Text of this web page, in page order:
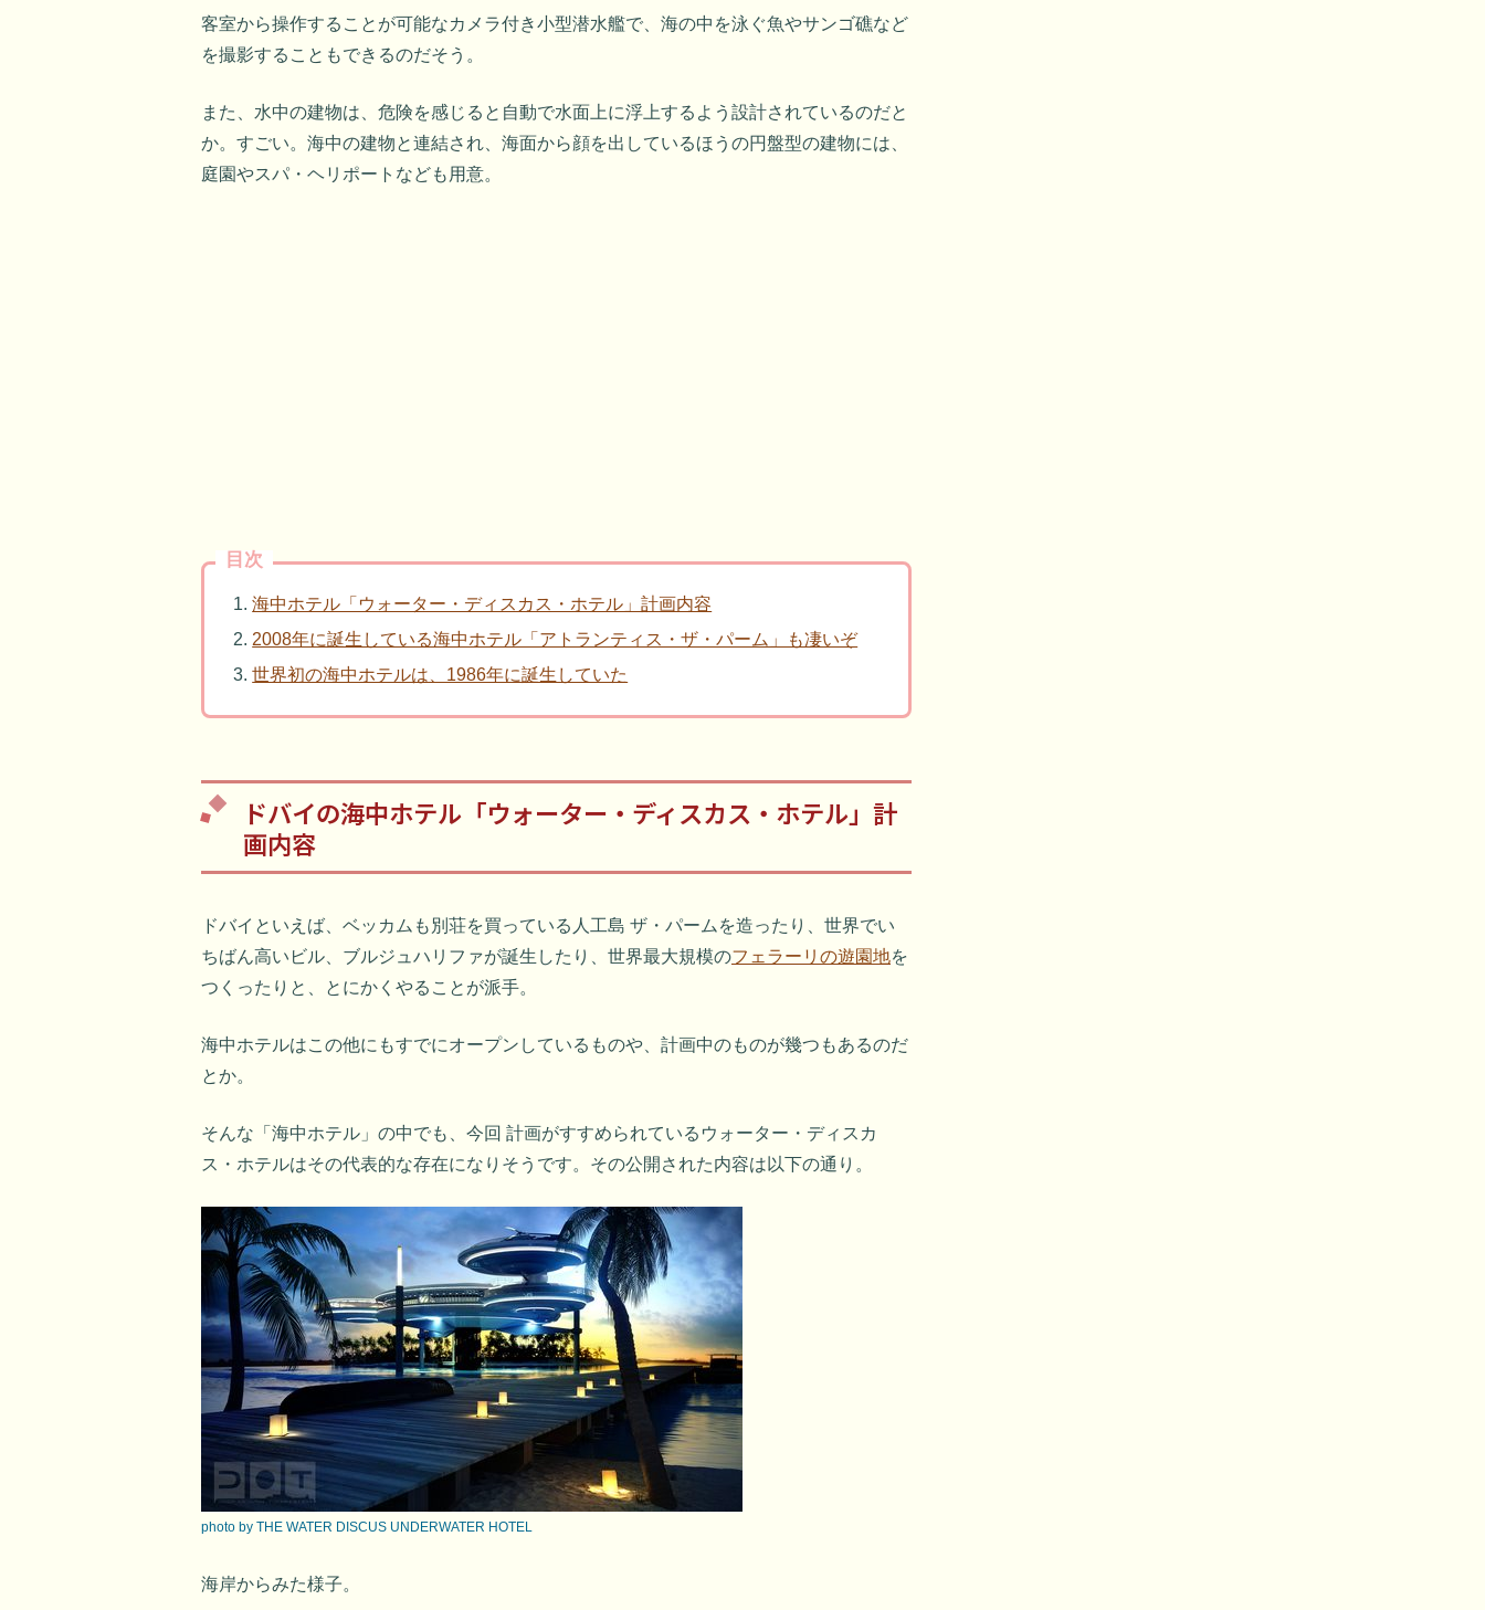
客室から操作することが可能なカメラ付き小型潜水艦で、海の中を泳ぐ魚やサンゴ礁など
を撮影することもできるのだそう。
また、水中の建物は、危険を感じると自動で水面上に浮上するよう設計されているのだと
か。すごい。海中の建物と連結され、海面から顔を出しているほうの円盤型の建物には、
庭園やスパ・ヘリポートなども用意。
目次
海中ホテル「ウォーター・ディスカス・ホテル」計画内容
2008年に誕生している海中ホテル「アトランティス・ザ・パーム」も凄いぞ
世界初の海中ホテルは、1986年に誕生していた
ドバイの海中ホテル「ウォーター・ディスカス・ホテル」計
画内容
ドバイといえば、ベッカムも別荘を買っている人工島 ザ・パームを造ったり、世界でい
ちばん高いビル、ブルジュハリファが誕生したり、世界最大規模のフェラーリの遊園地を
つくったりと、とにかくやることが派手。
海中ホテルはこの他にもすでにオープンしているものや、計画中のものが幾つもあるのだ
とか。
そんな「海中ホテル」の中でも、今回 計画がすすめられているウォーター・ディスカ
ス・ホテルはその代表的な存在になりそうです。その公開された内容は以下の通り。
photo by THE WATER DISCUS UNDERWATER HOTEL
海岸からみた様子。